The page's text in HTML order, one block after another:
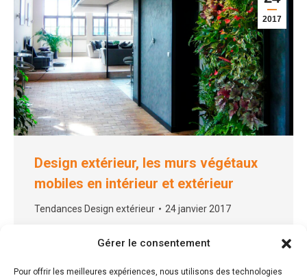
Gérer le consentement
Pour offrir les meilleures expériences, nous utilisons des technologies
2017
Design extérieur, les murs végétaux
mobiles en intérieur et extérieur
Tendances Design extérieur 24 janvier 2017
Quand on pense mur végétal, on pense esthétisme